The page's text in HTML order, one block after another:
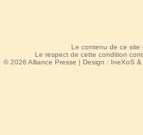
Le contenu de ce site
Le respect de cette condition
© 2026 Alliance Presse | Design : IneXoS &